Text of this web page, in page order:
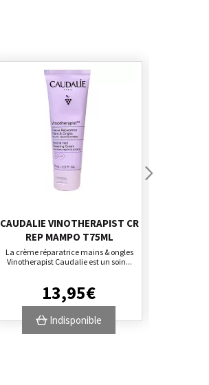
CAUDALIE VINOTHERAPIST CR
REP MAMPO T75ML
La crème réparatrice mains & ongles
Vinotherapist Caudalie est un soin...
13,95€
Indisponible